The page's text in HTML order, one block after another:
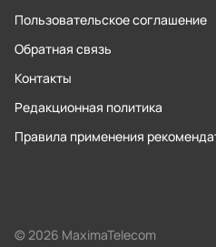
Пользовательское соглашение
Обратная связь
Контакты
Редакционная политика
Правила применения
© 2026 MaximaTelecom